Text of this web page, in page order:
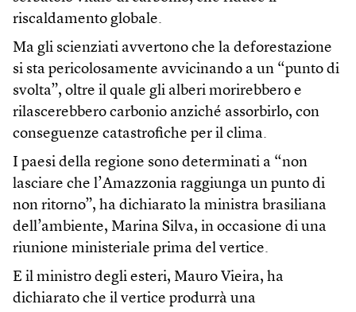
riscaldamento globale.
Ma gli scienziati avvertono che la deforestazione
si sta pericolosamente avvicinando a un “punto di
svolta”, oltre il quale gli alberi morirebbero e
rilascerebbero carbonio anziché assorbirlo, con
conseguenze catastrofiche per il clima.
I paesi della regione sono determinati a “non
lasciare che l’Amazzonia raggiunga un punto di
non ritorno”, ha dichiarato la ministra brasiliana
dell’ambiente, Marina Silva, in occasione di una
riunione ministeriale prima del vertice.
E il ministro degli esteri, Mauro Vieira, ha
dichiarato che il vertice produrrà una